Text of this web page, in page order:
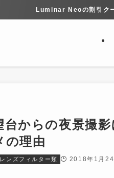
Luminar Neoの割引ク
台からの夜景撮
の理由
レンズフィルター類 2018年1月24